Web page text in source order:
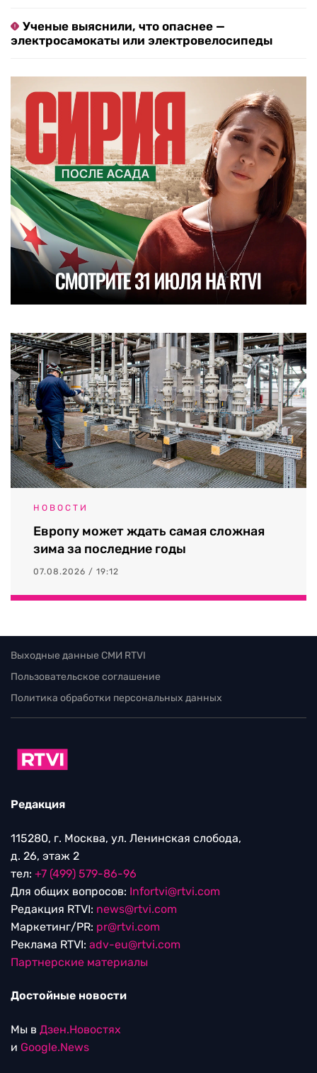
Ученые выяснили, что опаснее —
электросамокаты или электровелосипеды
НОВОСТИ
Европу может ждать самая сложная
зима за последние годы
07.08.2026 / 19:12
Выходные данные СМИ RTVI
Пользовательское соглашение
Политика обработки персональных данных
Редакция
115280, г. Москва, ул. Ленинская слобода,
д. 26, этаж 2
тел: +7 (499) 579-86-96
Для общих вопросов: Infortvi@rtvi.com
Редакция RTVI: news@rtvi.com
Маркетинг/PR: pr@rtvi.com
Реклама RTVI: adv-eu@rtvi.com
Партнерские материалы
Достойные новости
Мы в Дзен.Новостях
и Google.News